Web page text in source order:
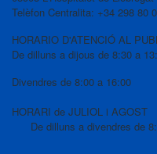
Telèfon Centralita: +34 298 80
HORARIO D'ATENCIÓ AL
De dilluns a dijous de 8:30 a
Divendres de 8:00 a 16:00
HORARI de JULIOL i AGOST
De dilluns a divendres de